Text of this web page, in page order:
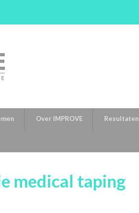
Over IMPROVE Resultaten
medical taping